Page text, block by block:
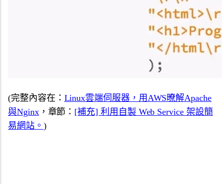
(完整內容在： Linux雲端伺服器，用AWS暸解Apache
與Nginx，章節： [補充] 利用自製 Web Service 架設簡
易網站。 )